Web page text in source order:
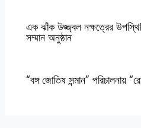
এক ঝাঁক উজ্জ্বল নক্ষত্রের
সম্মান অনুষ্ঠান
“বঙ্গ জোতিষ সন্মান” পরিচালনায়